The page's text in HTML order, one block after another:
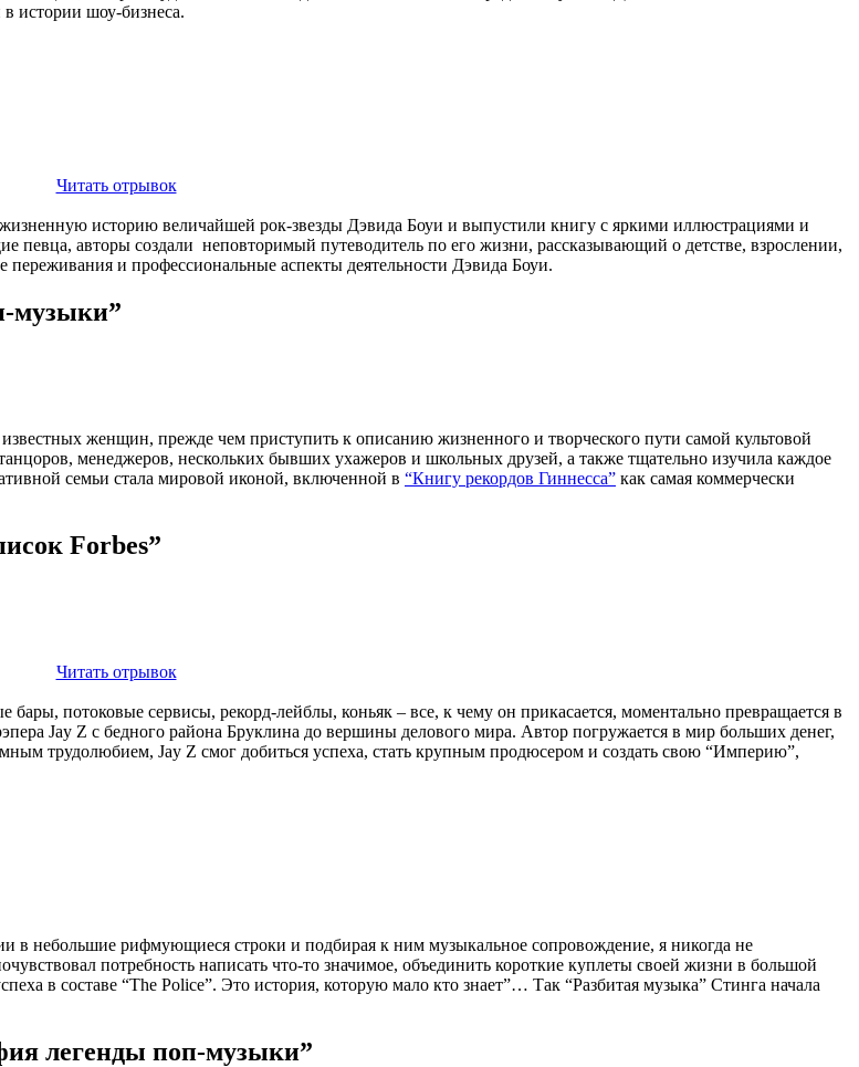
истории шоу-бизнеса.
Читать отрывок
историю величайшей рок-звезды Дэвида Боуи и выпустили книгу с яркими иллюстрациями и
певца, авторы создали неповторимый путеводитель по его жизни, рассказывающий о детстве, взрослении,
переживания и профессиональные аспекты деятельности Дэвида Боуи.
музыки”
женщин, прежде чем приступить к описанию жизненного и творческого пути самой культовой
менеджеров, нескольких бывших ухажеров и школьных друзей, а также тщательно изучила каждое
семьи стала мировой иконой, включенной в “Книгу рекордов Гиннесса” как самая коммерчески
Forbes”
Читать отрывок
бары, потоковые сервисы, рекорд-лейблы, коньяк – все, к чему он прикасается, моментально превращается в
Jay Z с бедного района Бруклина до вершины делового мира. Автор погружается в мир больших денег,
трудолюбием, Jay Z смог добиться успеха, стать крупным продюсером и создать свою “Империю”,
в небольшие рифмующиеся строки и подбирая к ним музыкальное сопровождение, я никогда не
потребность написать что-то значимое, объединить короткие куплеты своей жизни в большой
в составе “The Police”. Это история, которую мало кто знает”… Так “Разбитая музыка” Стинга начала
легенды поп-музыки”